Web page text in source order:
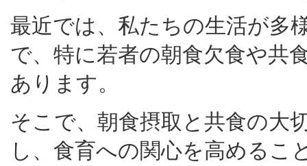
最近では、私たちの生活が多
で、特に若者の朝食欠食や共
あります。
そこで、朝食摂取と共食の大
し、食育への関心を高めるこ